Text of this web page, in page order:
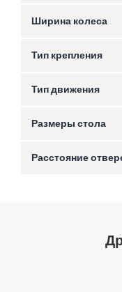
Ширина колеса
Тип крепления
Тип движения
Размеры стола
Расстояние